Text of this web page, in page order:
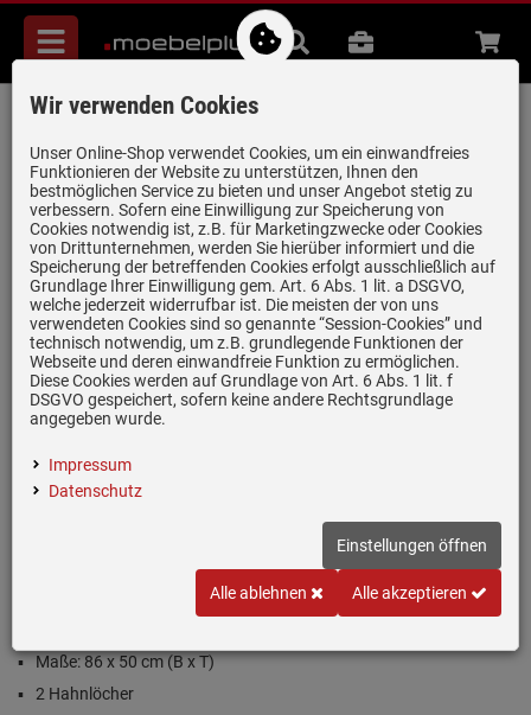
Menü
Suche
B2B Beratung
Blanco Lantos 45 S-IF Edelstahlspüle
Bürstfinish
Artikel-Nummer:19946431 | Herstellernummer: 519717 |
EAN:4020684607520
nur noch 4 Stück verfügbar!
Einbauspüle Edelstahl Bürstfinish
Maße: 86 x 50 cm (B x T)
2 Hahnlöcher
Wir verwenden Cookies
Unser Online-Shop verwendet Cookies, um ein einwandfreies
Funktionieren der Website zu unterstützen, Ihnen den
bestmöglichen Service zu bieten und unser Angebot stetig zu
verbessern. Sofern eine Einwilligung zur Speicherung von
Cookies notwendig ist, z.B. für Marketingzwecke oder Cookies
von Drittunternehmen, werden Sie hierüber informiert und die
Speicherung der betreffenden Cookies erfolgt ausschließlich auf
Grundlage Ihrer Einwilligung gem. Art. 6 Abs. 1 lit. a DSGVO,
welche jederzeit widerrufbar ist. Die meisten der von uns
verwendeten Cookies sind so genannte “Session-Cookies” und
technisch notwendig, um z.B. grundlegende Funktionen der
Webseite und deren einwandfreie Funktion zu ermöglichen.
Diese Cookies werden auf Grundlage von Art. 6 Abs. 1 lit. f
DSGVO gespeichert, sofern keine andere Rechtsgrundlage
angegeben wurde.
Impressum
Datenschutz
Einstellungen öffnen
Alle ablehnen Alle akzeptieren